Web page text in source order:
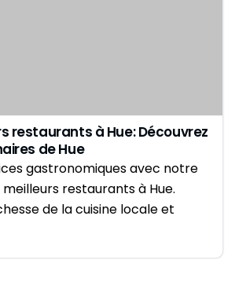
restaurants à Hue: Découvrez
de Hue
gastronomiques avec notre
restaurants à Hue.
de la cuisine locale et